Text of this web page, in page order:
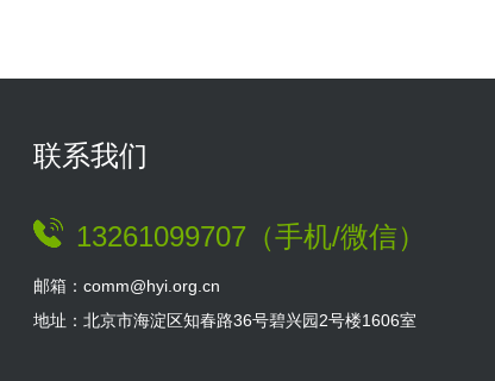
联系我们
13261099707（手机/微信）
邮箱：comm@hyi.org.cn
地址：北京市海淀区知春路36号碧兴园2号楼1606室